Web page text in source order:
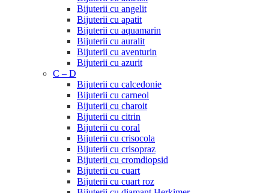
Bijuterii cu angelit
Bijuterii cu apatit
Bijuterii cu aquamarin
Bijuterii cu auralit
Bijuterii cu aventurin
Bijuterii cu azurit
C – D
Bijuterii cu calcedonie
Bijuterii cu carneol
Bijuterii cu charoit
Bijuterii cu citrin
Bijuterii cu coral
Bijuterii cu crisocola
Bijuterii cu crisopraz
Bijuterii cu cromdiopsid
Bijuterii cu cuart
Bijuterii cu cuart roz